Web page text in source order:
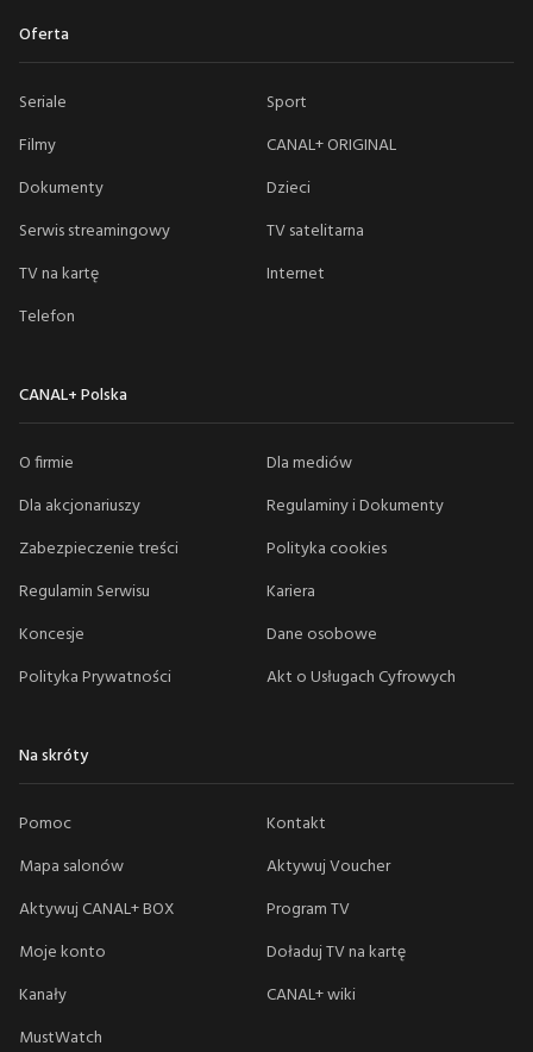
Oferta
Seriale
Sport
Filmy
CANAL+ ORIGINAL
Dokumenty
Dzieci
Serwis streamingowy
TV satelitarna
TV na kartę
Internet
Telefon
CANAL+ Polska
O firmie
Dla mediów
Dla akcjonariuszy
Regulaminy i Dokumenty
Zabezpieczenie treści
Polityka cookies
Regulamin Serwisu
Kariera
Koncesje
Dane osobowe
Polityka Prywatności
Akt o Usługach Cyfrowych
Na skróty
Pomoc
Kontakt
Mapa salonów
Aktywuj Voucher
Aktywuj CANAL+ BOX
Program TV
Moje konto
Doładuj TV na kartę
Kanały
CANAL+ wiki
MustWatch